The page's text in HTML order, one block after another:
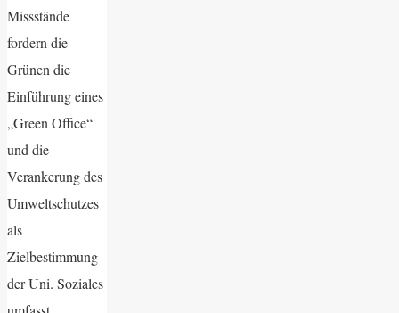
Missstände
fordern die
Grünen die
Einführung eines
„Green Office“
und die
Verankerung des
Umweltschutzes
als
Zielbestimmung
der Uni. Soziales